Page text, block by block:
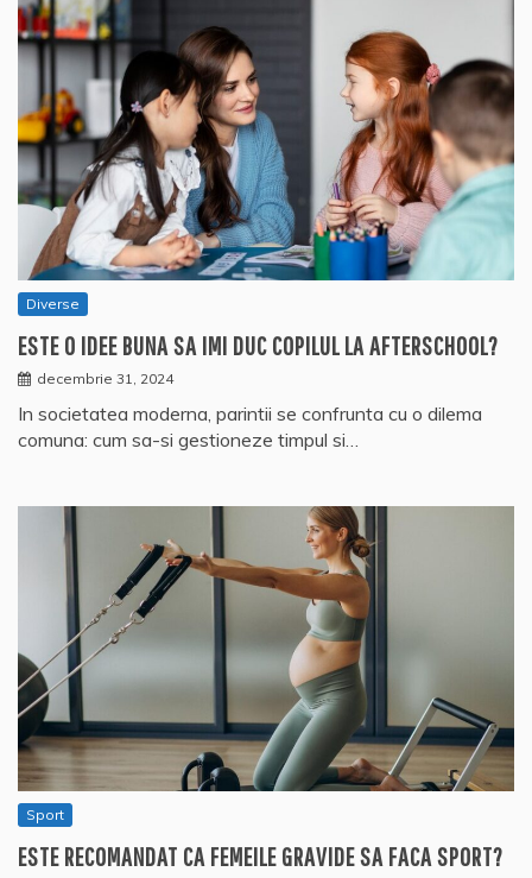
Diverse
ESTE O IDEE BUNA SA IMI DUC COPILUL LA AFTERSCHOOL?
decembrie 31, 2024
In societatea moderna, parintii se confrunta cu o dilema
comuna: cum sa-si gestioneze timpul si…
Sport
ESTE RECOMANDAT CA FEMEILE GRAVIDE SA FACA SPORT?